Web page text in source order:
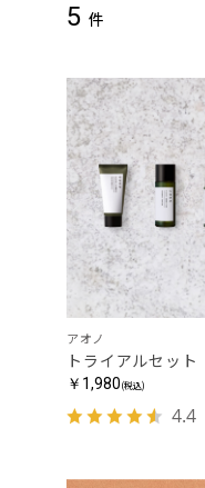
5 件
アオノ
トライアルセット
￥1,980(税込)
4.4